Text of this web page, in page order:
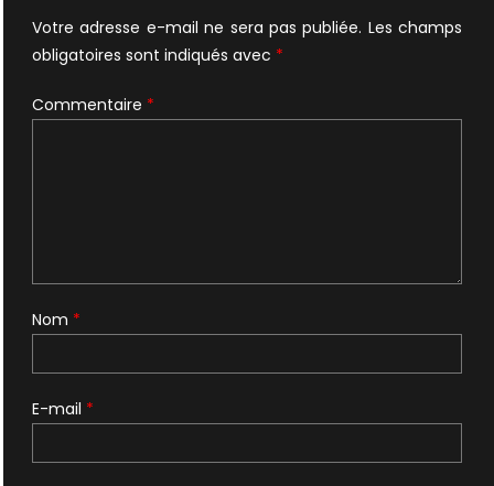
Votre adresse e-mail ne sera pas publiée. Les champs
obligatoires sont indiqués avec *
Commentaire *
Nom *
E-mail *